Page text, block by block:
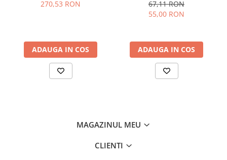
270,53 RON
ADAUGA IN COS
67,11 RON
55,00 RON
ADAUGA IN COS
MAGAZINUL MEU
CLIENTI